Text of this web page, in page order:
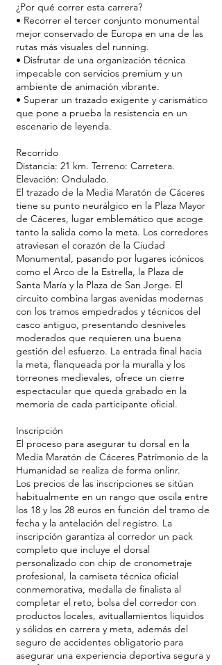
¿Por qué correr esta carrera?
• Recorrer el tercer conjunto monumental
mejor conservado de Europa en una de las
rutas más visuales del running.
• Disfrutar de una organización técnica
impecable con servicios premium y un
ambiente de animación vibrante.
• Superar un trazado exigente y carismático
que pone a prueba la resistencia en un
escenario de leyenda.
Recorrido
Distancia: 21 km. Terreno: Carretera.
Elevación: Ondulado.
El trazado de la Media Maratón de Cáceres
tiene su punto neurálgico en la Plaza Mayor
de Cáceres, lugar emblemático que acoge
tanto la salida como la meta. Los corredores
atraviesan el corazón de la Ciudad
Monumental, pasando por lugares icónicos
como el Arco de la Estrella, la Plaza de
Santa María y la Plaza de San Jorge. El
circuito combina largas avenidas modernas
con los tramos empedrados y técnicos del
casco antiguo, presentando desniveles
moderados que requieren una buena
gestión del esfuerzo. La entrada final hacia
la meta, flanqueada por la muralla y los
torreones medievales, ofrece un cierre
espectacular que queda grabado en la
memoria de cada participante oficial.
Inscripción
El proceso para asegurar tu dorsal en la
Media Maratón de Cáceres Patrimonio de la
Humanidad se realiza de forma onlinr.
Los precios de las inscripciones se sitúan
habitualmente en un rango que oscila entre
los 18 y los 28 euros en función del tramo de
fecha y la antelación del registro. La
inscripción garantiza al corredor un pack
completo que incluye el dorsal
personalizado con chip de cronometraje
profesional, la camiseta técnica oficial
conmemorativa, medalla de finalista al
completar el reto, bolsa del corredor con
productos locales, avituallamientos líquidos
y sólidos en carrera y meta, además del
seguro de accidentes obligatorio para
asegurar una experiencia deportiva segura y